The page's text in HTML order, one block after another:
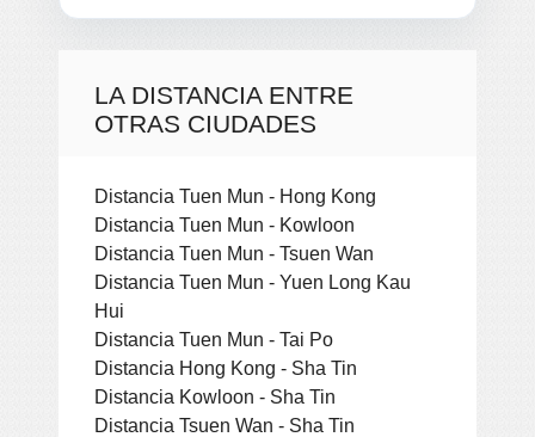
LA DISTANCIA ENTRE
OTRAS CIUDADES
Distancia Tuen Mun - Hong Kong
Distancia Tuen Mun - Kowloon
Distancia Tuen Mun - Tsuen Wan
Distancia Tuen Mun - Yuen Long Kau
Hui
Distancia Tuen Mun - Tai Po
Distancia Hong Kong - Sha Tin
Distancia Kowloon - Sha Tin
Distancia Tsuen Wan - Sha Tin